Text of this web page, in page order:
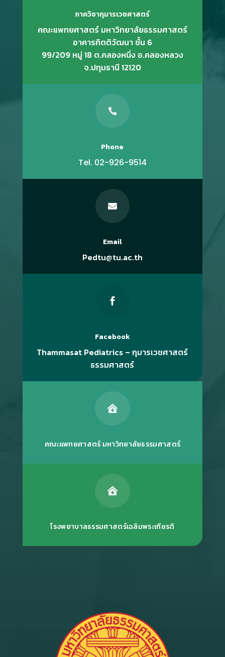
ภาควิชากุมารเวชศาสตร์
คณะแพทยศาสตร์ มหาวิทยาลัยธรรมศาสตร์
อาคารกิตติวัฒนา ชั้น 6
99/209 หมู่ 18 ต.คลองหนึ่ง อ.คลองหลวง
จ.ปทุมธานี 12120

Phone
Tel. 02-926-9514

Email
Pedtu@tu.ac.th

Facebook
Thammasat Pediatrics – กุมารเวชศาสตร์
ธรรมศาสตร์

คณะแพทยศาสตร์ มหาวิทยาลัยธรรมศาสตร์

โรงพยาบาลธรรมศาสตร์เฉลิมพระเกียรติ